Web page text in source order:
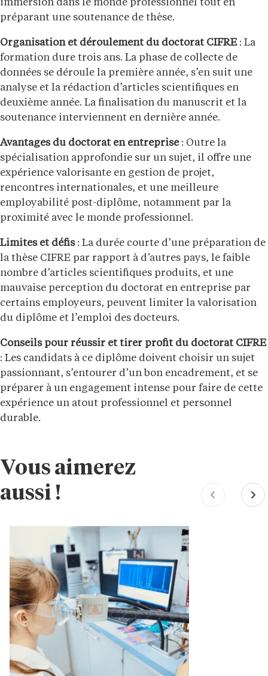
immersion dans le monde professionnel tout en
préparant une soutenance de thèse.
Organisation et déroulement du doctorat CIFRE: La
formation dure trois ans. La phase de collecte de
données se déroule la première année, s’en suit une
analyse et la rédaction d’articles scientifiques en
deuxième année. La finalisation du manuscrit et la
soutenance interviennent en dernière année.
Avantages du doctorat en entreprise: Outre la
spécialisation approfondie sur un sujet, il offre une
expérience valorisante en gestion de projet,
rencontres internationales, et une meilleure
employabilité post-diplôme, notamment par la
proximité avec le monde professionnel.
Limites et défis: La durée courte d’une préparation de
la thèse CIFRE par rapport à d’autres pays, le faible
nombre d’articles scientifiques produits, et une
mauvaise perception du doctorat en entreprise par
certains employeurs, peuvent limiter la valorisation
du diplôme et l’emploi des docteurs.
Conseils pour réussir et tirer profit du doctorat CIFRE
: Les candidats à ce diplôme doivent choisir un sujet
passionnant, s’entourer d’un bon encadrement, et se
préparer à un engagement intense pour faire de cette
expérience un atout professionnel et personnel
durable.
Vous aimerez
aussi !